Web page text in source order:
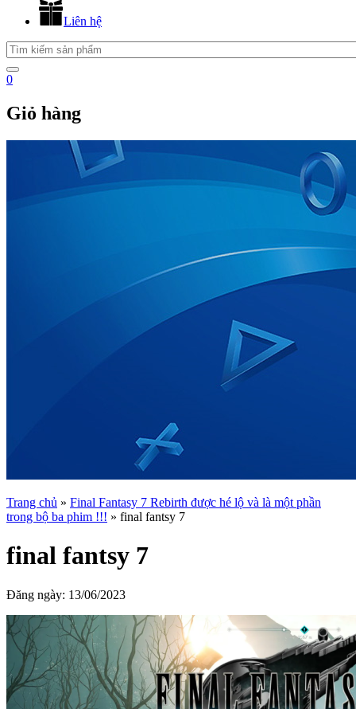
Liên hệ
0
Giỏ hàng
Trang chủ » Final Fantasy 7 Rebirth được hé lộ và là một phần
trong bộ ba phim !!! » final fantsy 7
final fantsy 7
Đăng ngày: 13/06/2023